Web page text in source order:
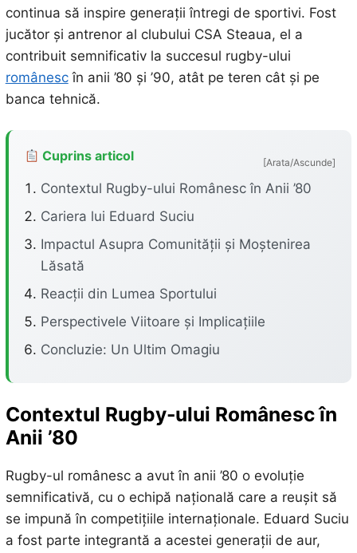
continua să inspire generații întregi de sportivi. Fost
jucător și antrenor al clubului CSA Steaua, el a
contribuit semnificativ la succesul rugby-ului
românescîn anii ’80 și ’90, atât pe teren cât și pe
banca tehnică.
Cuprins articol [Arata/Ascunde]
Contextul Rugby-ului Românesc în Anii ’80
Cariera lui Eduard Suciu
Impactul Asupra Comunității și Moștenirea
Lăsată
Reacții din Lumea Sportului
Perspectivele Viitoare și Implicațiile
Concluzie: Un Ultim Omagiu
Contextul Rugby-ului Românesc în
Anii ’80
Rugby-ul românesc a avut în anii ’80 o evoluție
semnificativă, cu o echipă națională care a reușit să
se impună în competițiile internaționale. Eduard Suciu
a fost parte integrantă a acestei generații de aur,